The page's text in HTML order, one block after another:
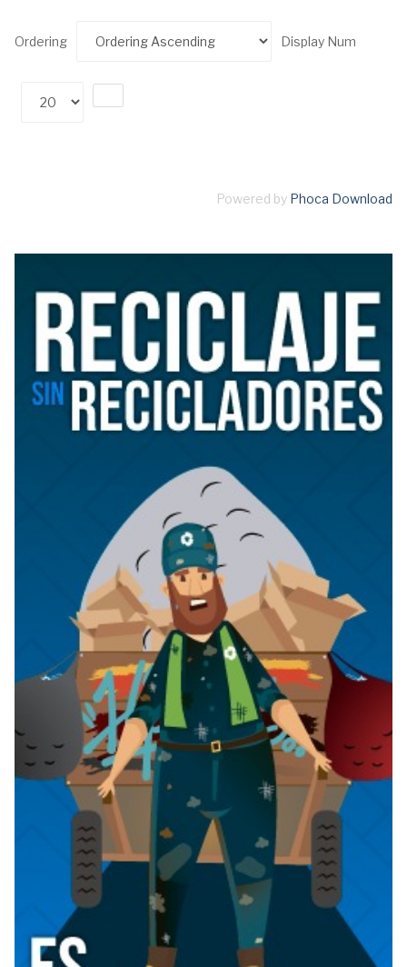
Ordering Display Num
Powered by Phoca Download